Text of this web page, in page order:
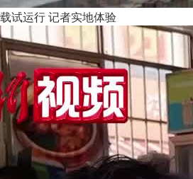
试运行 记者实地体验